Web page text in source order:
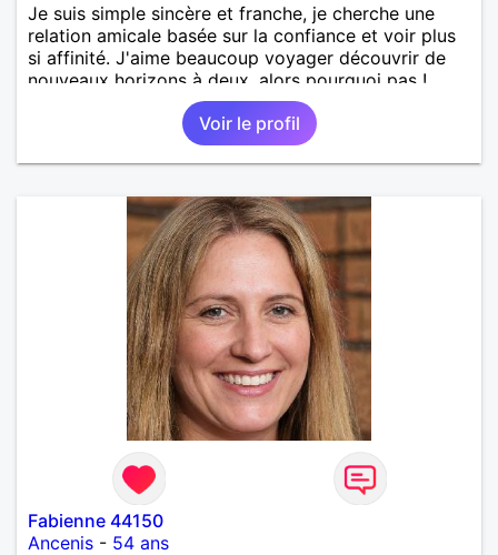
Je suis simple sincère et franche, je cherche une
relation amicale basée sur la confiance et voir plus
si affinité. J'aime beaucoup voyager découvrir de
nouveaux horizons à deux, alors pourquoi pas !
Voir le profil
Fabienne 44150
Ancenis - 54 ans